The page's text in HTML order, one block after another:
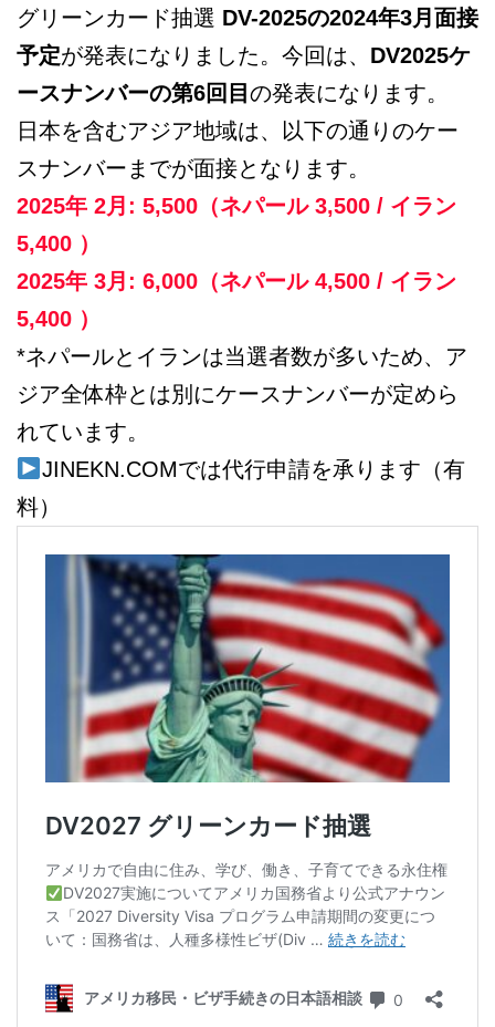
グリーンカード抽選 DV-2025の2024年3月面接
予定が発表になりました。今回は、 DV2025ケ
ースナンバーの第6回目 の発表になります。
日本を含むアジア地域は、以下の通りのケー
スナンバーまでが面接となります。
2025年 2月: 5,500（ネパール 3,500 / イラン
5,400 ）
2025年 3月: 6,000（ネパール 4,500 / イラン
5,400 ）
*ネパールとイランは当選者数が多いため、ア
ジア全体枠とは別にケースナンバーが定めら
れています。
JINEKN.COMでは代行申請を承ります（有
料）